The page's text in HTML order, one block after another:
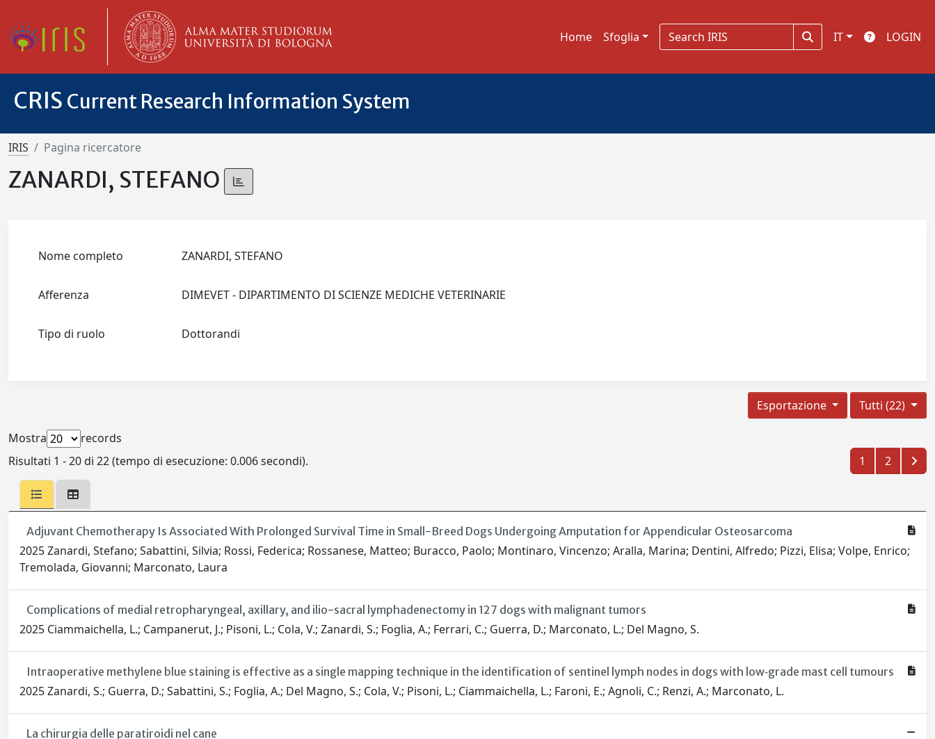
Home Sfoglia IT LOGIN
CRIS Current Research Information System
IRIS Pagina ricercatore
ZANARDI, STEFANO
Nome completo ZANARDI, STEFANO
Afferenza DIMEVET - DIPARTIMENTO DI SCIENZE MEDICHE VETERINARIE
Tipo di ruolo Dottorandi
Tutti (22)
Esportazione
Mostra
records
Risultati 1 - 20 di 22 (tempo di esecuzione: 0.006 secondi).
1 2
Adjuvant Chemotherapy Is Associated With Prolonged Survival Time in Small-Breed Dogs Undergoing Amputation for Appendicular Osteosarcoma
2025 Zanardi, Stefano; Sabattini, Silvia; Rossi, Federica; Rossanese, Matteo; Buracco, Paolo; Montinaro, Vincenzo; Aralla, Marina; Dentini, Alfredo; Pizzi, Elisa; Volpe, Enrico;
Tremolada, Giovanni; Marconato, Laura
Complications of medial retropharyngeal, axillary, and ilio-sacral lymphadenectomy in 127 dogs with malignant tumors
2025 Ciammaichella, L.; Campanerut, J.; Pisoni, L.; Cola, V.; Zanardi, S.; Foglia, A.; Ferrari, C.; Guerra, D.; Marconato, L.; Del Magno, S.
Intraoperative methylene blue staining is effective as a single mapping technique in the identification of sentinel lymph nodes in dogs with low‐grade mast cell tumours
2025 Zanardi, S.; Guerra, D.; Sabattini, S.; Foglia, A.; Del Magno, S.; Cola, V.; Pisoni, L.; Ciammaichella, L.; Faroni, E.; Agnoli, C.; Renzi, A.; Marconato, L.
La chirurgia delle paratiroidi nel cane